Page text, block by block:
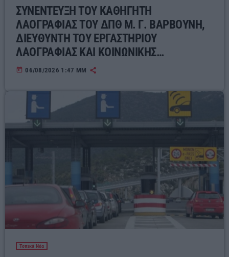
ΣΥΝΕΝΤΕΥΞΗ ΤΟΥ ΚΑΘΗΓΗΤΗ
ΛΑΟΓΡΑΦΙΑΣ ΤΟΥ ΔΠΘ Μ. Γ. ΒΑΡΒΟΥΝΗ,
ΔΙΕΥΘΥΝΤΗ ΤΟΥ ΕΡΓΑΣΤΗΡΙΟΥ
ΛΑΟΓΡΑΦΙΑΣ ΚΑΙ ΚΟΙΝΩΝΙΚΗΣ
ΑΝΘΡΩΠΟΛΟΓΙΑΣ ΓΙΑ ΤΟΝ ΣΥΓΧΡΟΝΟ
today 06/08/2026 1:47 ΜΜ
Τοπικά Νέα